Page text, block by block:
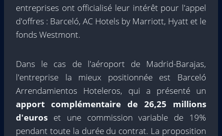
entreprises ont officialisé leur intérêt pour l'appel
d'offres : Barceló, AC Hotels by Marriott, Hyatt et le
fonds Westmont.
Dans le cas de l'aéroport de Madrid-Barajas,
l'entreprise la mieux positionnée est Barceló
Arrendamientos Hoteleros, qui a présenté un
apport complémentaire de 26,25 millions
d'euros et une commission variable de 19%
pendant toute la durée du contrat. La proposition